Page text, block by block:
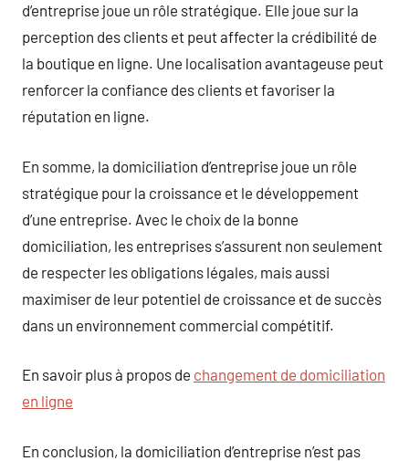
d’entreprise joue un rôle stratégique. Elle joue sur la
perception des clients et peut affecter la crédibilité de
la boutique en ligne. Une localisation avantageuse peut
renforcer la confiance des clients et favoriser la
réputation en ligne.
En somme, la domiciliation d’entreprise joue un rôle
stratégique pour la croissance et le développement
d’une entreprise. Avec le choix de la bonne
domiciliation, les entreprises s’assurent non seulement
de respecter les obligations légales, mais aussi
maximiser de leur potentiel de croissance et de succès
dans un environnement commercial compétitif.
En savoir plus à propos de changement de domiciliation
en ligne
En conclusion, la domiciliation d’entreprise n’est pas